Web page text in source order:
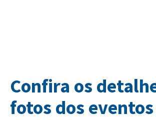
Confira os
fotos dos